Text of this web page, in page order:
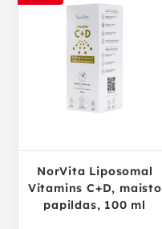
NorVita Liposomal
Vitamins C+D, maisto
papildas, 100 ml